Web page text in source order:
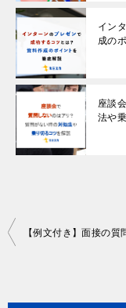
イン
成の
座談
法や
Post